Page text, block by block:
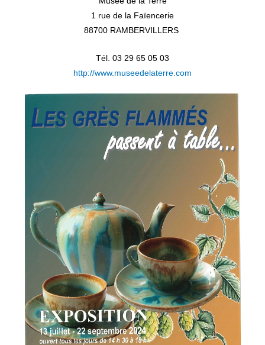
1 rue de la Faïencerie
88700 RAMBERVILLERS
Tél. 03 29 65 05 03
http://www.museedelaterre.com